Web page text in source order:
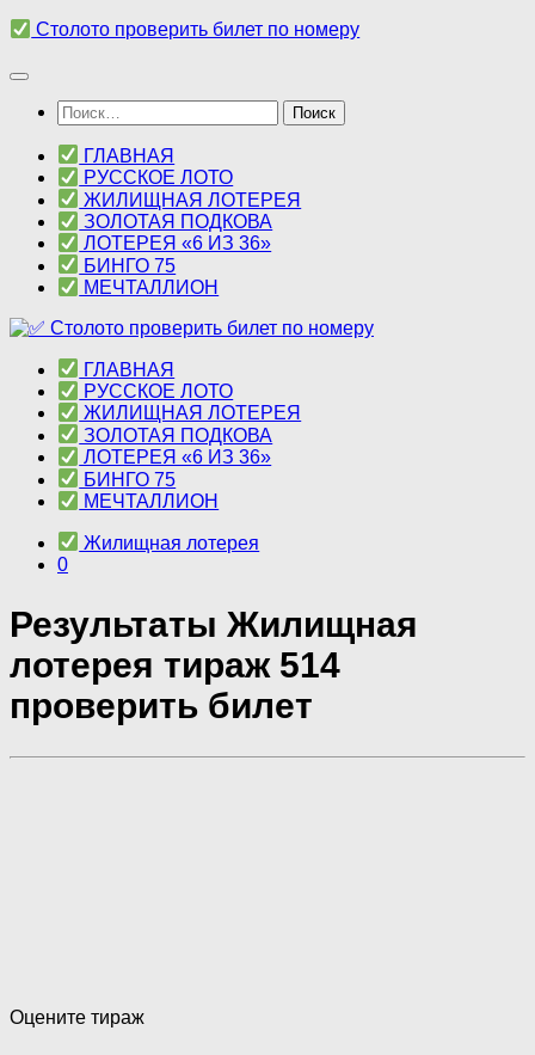
Перейти
содержимому
Столото проверить билет по номеру
Найти:
ГЛАВНАЯ
РУССКОЕ ЛОТО
ЖИЛИЩНАЯ ЛОТЕРЕЯ
ЗОЛОТАЯ ПОДКОВА
ЛОТЕРЕЯ «6 ИЗ 36»
БИНГО 75
МЕЧТАЛЛИОН
ГЛАВНАЯ
РУССКОЕ ЛОТО
ЖИЛИЩНАЯ ЛОТЕРЕЯ
ЗОЛОТАЯ ПОДКОВА
ЛОТЕРЕЯ «6 ИЗ 36»
БИНГО 75
МЕЧТАЛЛИОН
Жилищная лотерея
0
Результаты Жилищная
лотерея тираж 514
проверить билет
Оцените тираж